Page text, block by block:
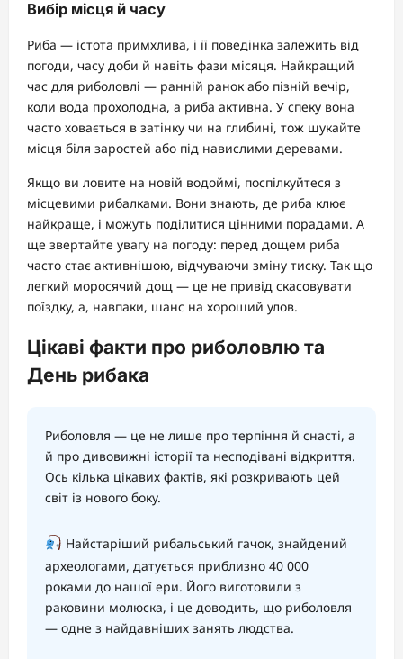
Вибір місця й часу
Риба — істота примхлива, і її поведінка залежить від
погоди, часу доби й навіть фази місяця. Найкращий
час для риболовлі — ранній ранок або пізній вечір,
коли вода прохолодна, а риба активна. У спеку вона
часто ховається в затінку чи на глибині, тож шукайте
місця біля заростей або під навислими деревами.
Якщо ви ловите на новій водоймі, поспілкуйтеся з
місцевими рибалками. Вони знають, де риба клює
найкраще, і можуть поділитися цінними порадами. А
ще звертайте увагу на погоду: перед дощем риба
часто стає активнішою, відчуваючи зміну тиску. Так що
легкий моросячий дощ — це не привід скасовувати
поїздку, а, навпаки, шанс на хороший улов.
Цікаві факти про риболовлю та
День рибака
Риболовля — це не лише про терпіння й снасті, а
й про дивовижні історії та несподівані відкриття.
Ось кілька цікавих фактів, які розкривають цей
світ із нового боку.
Найстаріший рибальський гачок, знайдений
археологами, датується приблизно 40 000
роками до нашої ери. Його виготовили з
раковини молюска, і це доводить, що риболовля
— одне з найдавніших занять людства.